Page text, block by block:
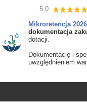
5,0
Mikroretencja 2026
dokumentacja
dotacji.
Dokumentację i
uwzględnieniem